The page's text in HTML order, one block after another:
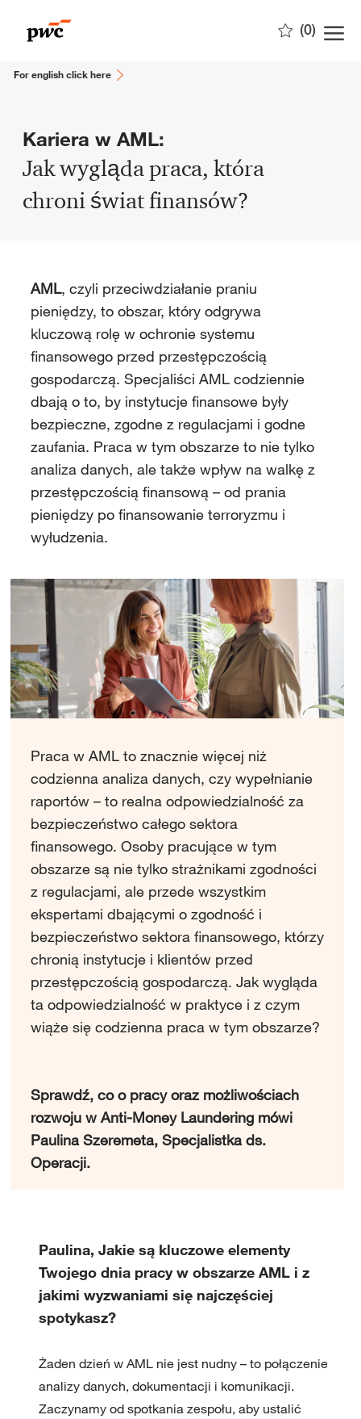
(0)
For english click here
Kariera w AML:
Jak wygląda praca, która
chroni świat finansów?
AML, czyli przeciwdziałanie praniu
pieniędzy, to obszar, który odgrywa
kluczową rolę w ochronie systemu
finansowego przed przestępczością
gospodarczą. Specjaliści AML codziennie
dbają o to, by instytucje finansowe były
bezpieczne, zgodne z regulacjami i godne
zaufania. Praca w tym obszarze to nie tylko
analiza danych, ale także wpływ na walkę z
przestępczością finansową – od prania
pieniędzy po finansowanie terroryzmu i
wyłudzenia.
Praca w AML to znacznie więcej niż
codzienna analiza danych, czy wypełnianie
raportów – to realna odpowiedzialność za
bezpieczeństwo całego sektora
finansowego. Osoby pracujące w tym
obszarze są nie tylko strażnikami zgodności
z regulacjami, ale przede wszystkim
ekspertami dbającymi o zgodność i
bezpieczeństwo sektora finansowego, którzy
chronią instytucje i klientów przed
przestępczością gospodarczą. Jak wygląda
ta odpowiedzialność w praktyce i z czym
wiąże się codzienna praca w tym obszarze?
Sprawdź, co o pracy oraz możliwościach
rozwoju w Anti-Money Laundering mówi
Paulina Szeremeta, Specjalistka ds.
Operacji.
Paulina, Jakie są kluczowe elementy
Twojego dnia pracy w obszarze AML i z
jakimi wyzwaniami się najczęściej
spotykasz?
Żaden dzień w AML nie jest nudny – to połączenie
analizy danych, dokumentacji i komunikacji.
Zaczynamy od spotkania zespołu, aby ustalić